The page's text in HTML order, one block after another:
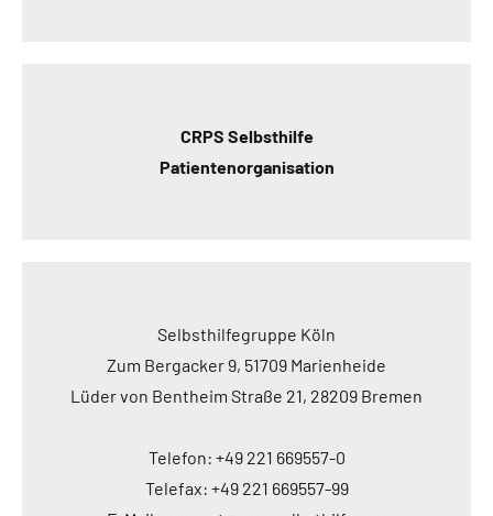
CRPS Selbsthilfe
Patientenorganisation
Selbsthilfegruppe Köln
Zum Bergacker 9, 51709 Marienheide
Lüder von Bentheim Straße 21, 28209 Bremen
Telefon: +49 221 669557-0
Telefax: +49 221 669557-99